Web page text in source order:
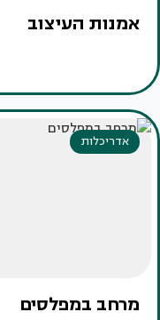
אמנות העיצוב
אדריכלות
מרחב במפלסים